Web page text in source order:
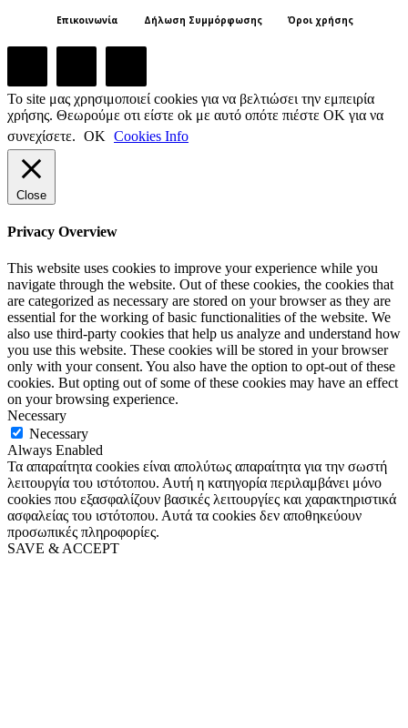
Επικοινωνία Δήλωση Συμμόρφωσης Όροι χρήσης
Το site μας χρησιμοποιεί cookies για να βελτιώσει την εμπειρία
χρήσης. Θεωρούμε οτι είστε ok με αυτό οπότε πιέστε ΟΚ για να
συνεχίσετε. ΟΚ Cookies Info
Close
Privacy Overview
This website uses cookies to improve your experience while you
navigate through the website. Out of these cookies, the cookies that
are categorized as necessary are stored on your browser as they are
essential for the working of basic functionalities of the website. We
also use third-party cookies that help us analyze and understand how
you use this website. These cookies will be stored in your browser
only with your consent. You also have the option to opt-out of these
cookies. But opting out of some of these cookies may have an effect
on your browsing experience.
Necessary
Necessary
Always Enabled
Τα απαραίτητα cookies είναι απολύτως απαραίτητα για την σωστή
λειτουργία του ιστότοπου. Αυτή η κατηγορία περιλαμβάνει μόνο
cookies που εξασφαλίζουν βασικές λειτουργίες και χαρακτηριστικά
ασφαλείας του ιστότοπου. Αυτά τα cookies δεν αποθηκεύουν
προσωπικές πληροφορίες.
SAVE & ACCEPT